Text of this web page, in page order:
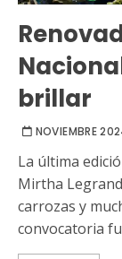
brillar
NOVIEMBRE
La última
Mirtha
carrozas y
convocatoria